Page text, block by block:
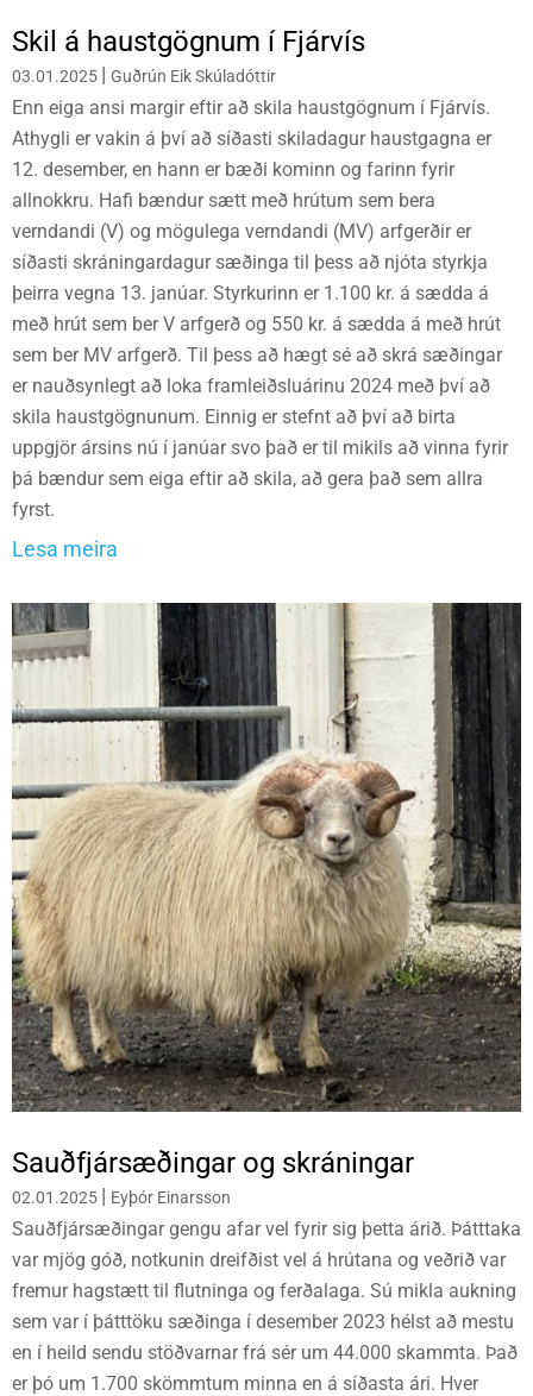
Skil á haustgögnum í Fjárvís
03.01.2025 | Guðrún Eik Skúladóttir
Enn eiga ansi margir eftir að skila haustgögnum í Fjárvís.
Athygli er vakin á því að síðasti skiladagur haustgagna er
12. desember, en hann er bæði kominn og farinn fyrir
allnokkru. Hafi bændur sætt með hrútum sem bera
verndandi (V) og mögulega verndandi (MV) arfgerðir er
síðasti skráningardagur sæðinga til þess að njóta styrkja
þeirra vegna 13. janúar. Styrkurinn er 1.100 kr. á sædda á
með hrút sem ber V arfgerð og 550 kr. á sædda á með hrút
sem ber MV arfgerð. Til þess að hægt sé að skrá sæðingar
er nauðsynlegt að loka framleiðsluárinu 2024 með því að
skila haustgögnunum. Einnig er stefnt að því að birta
uppgjör ársins nú í janúar svo það er til mikils að vinna fyrir
þá bændur sem eiga eftir að skila, að gera það sem allra
fyrst.
Lesa meira
Sauðfjársæðingar og skráningar
02.01.2025 | Eyþór Einarsson
Sauðfjársæðingar gengu afar vel fyrir sig þetta árið. Þátttaka
var mjög góð, notkunin dreifðist vel á hrútana og veðrið var
fremur hagstætt til flutninga og ferðalaga. Sú mikla aukning
sem var í þátttöku sæðinga í desember 2023 hélst að mestu
en í heild sendu stöðvarnar frá sér um 44.000 skammta. Það
er þó um 1.700 skömmtum minna en á síðasta ári. Hver